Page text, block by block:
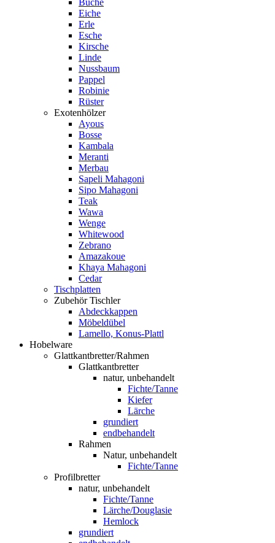
Buche
Eiche
Erle
Esche
Kirsche
Linde
Nussbaum
Pappel
Robinie
Rüster
Exotenhölzer
Ayous
Bosse
Kambala
Meranti
Merbau
Sapeli Mahagoni
Sipo Mahagoni
Teak
Wawa
Wenge
Whitewood
Zebrano
Amazakoue
Khaya Mahagoni
Cedar
Tischplatten
Zubehör Tischler
Abdeckkappen
Möbeldübel
Lamello, Konus-Plattl
Hobelware
Glattkantbretter/Rahmen
Glattkantbretter
natur, unbehandelt
Fichte/Tanne
Kiefer
Lärche
grundiert
endbehandelt
Rahmen
Natur, unbehandelt
Fichte/Tanne
Profilbretter
natur, unbehandelt
Fichte/Tanne
Lärche/Douglasie
Hemlock
grundiert